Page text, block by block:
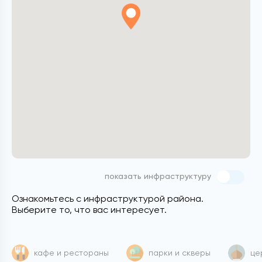
Ознакомьтесь с инфраструктурой района.
Выберите то, что вас интересует.
кафе и рестораны парки и скверы
показать инфраструктуру